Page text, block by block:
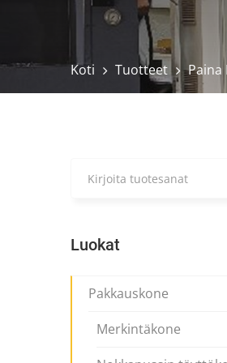
Koti Tuotteet Paina
Luokat
Pakkauskone
Merkintäkone